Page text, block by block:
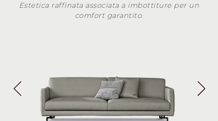
Estetica raffinata associata a imbottiture per un
comfort garantito.